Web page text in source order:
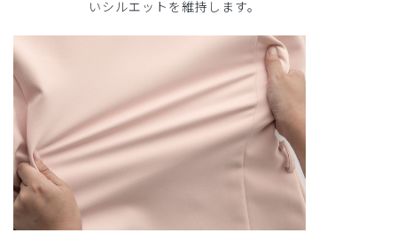
いシルエットを維持します。